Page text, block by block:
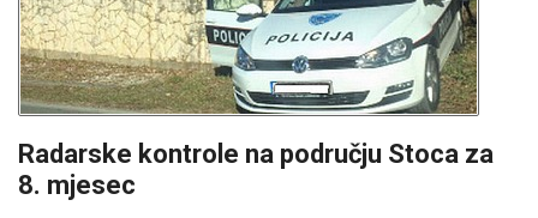
Radarske kontrole na području Stoca za
8. mjesec